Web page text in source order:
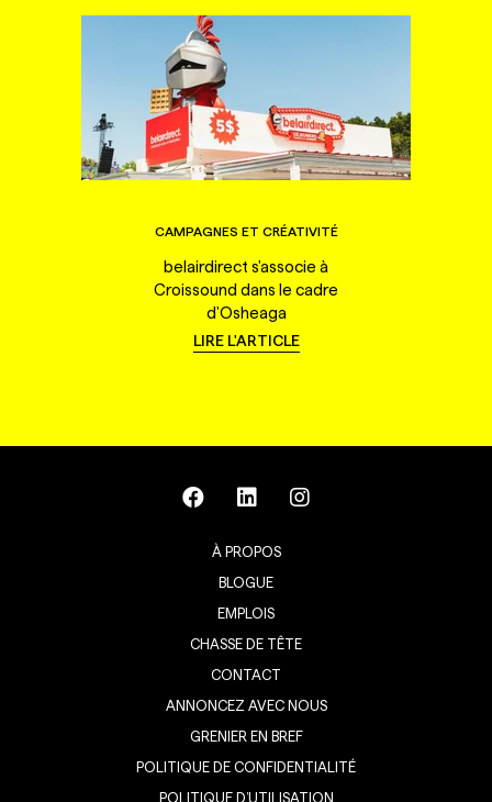
CAMPAGNES ET CRÉATIVITÉ
belairdirect s'associe à
Croissound dans le cadre
d'Osheaga
LIRE L'ARTICLE
À PROPOS
BLOGUE
EMPLOIS
CHASSE DE TÊTE
CONTACT
ANNONCEZ AVEC NOUS
GRENIER EN BREF
POLITIQUE DE CONFIDENTIALITÉ
POLITIQUE D’UTILISATION